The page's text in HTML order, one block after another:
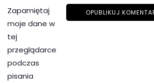
Zapamiętaj
moje dane w
tej
przeglądarce
podczas
pisania